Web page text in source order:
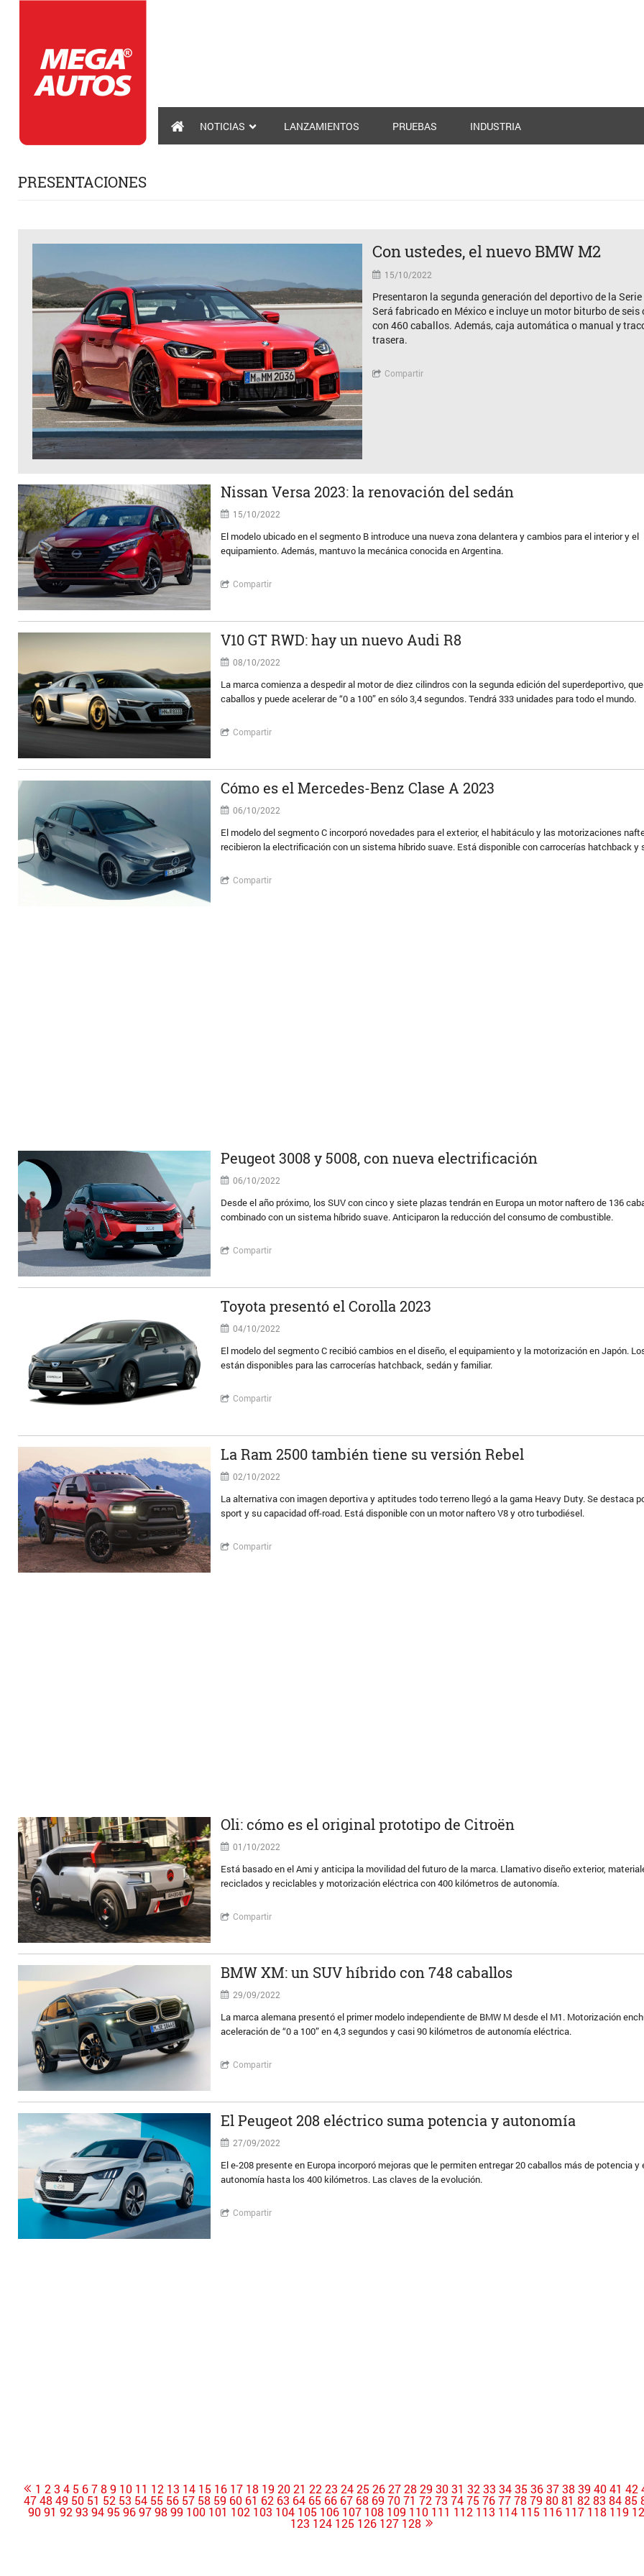
NOTICIAS LANZAMIENTOS PRUEBAS INDUSTRIA
PRESENTACIONES
Con ustedes, el nuevo BMW M2
15/10/2022
Presentaron la segunda generación del deportivo de la Serie
Será fabricado en México e incluye un motor biturbo de
con 460 caballos. Además, caja automática o manual y
trasera.
Compartir
Nissan Versa 2023: la renovación del sedán
15/10/2022
El modelo ubicado en el segmento B introduce una nueva zona delantera y cambios para el interior y el
equipamiento. Además, mantuvo la mecánica conocida en Argentina.
Compartir
V10 GT RWD: hay un nuevo Audi R8
08/10/2022
La marca comienza a despedir al motor de diez cilindros con la segunda edición del superdeportivo,
caballos y puede acelerar de “0 a 100” en sólo 3,4 segundos. Tendrá 333 unidades para todo el mundo.
Compartir
Cómo es el Mercedes-Benz Clase A 2023
06/10/2022
El modelo del segmento C incorporó novedades para el exterior, el habitáculo y las motorizaciones
recibieron la electrificación con un sistema híbrido suave. Está disponible con carrocerías hatchback y
Compartir
Peugeot 3008 y 5008, con nueva electrificación
06/10/2022
Desde el año próximo, los SUV con cinco y siete plazas tendrán en Europa un motor naftero de 136
combinado con un sistema híbrido suave. Anticiparon la reducción del consumo de combustible.
Compartir
Toyota presentó el Corolla 2023
04/10/2022
El modelo del segmento C recibió cambios en el diseño, el equipamiento y la motorización en Japón.
están disponibles para las carrocerías hatchback, sedán y familiar.
Compartir
La Ram 2500 también tiene su versión Rebel
02/10/2022
La alternativa con imagen deportiva y aptitudes todo terreno llegó a la gama Heavy Duty. Se destaca
sport y su capacidad off-road. Está disponible con un motor naftero V8 y otro turbodiésel.
Compartir
Oli: cómo es el original prototipo de Citroën
01/10/2022
Está basado en el Ami y anticipa la movilidad del futuro de la marca. Llamativo diseño exterior,
reciclados y reciclables y motorización eléctrica con 400 kilómetros de autonomía.
Compartir
BMW XM: un SUV híbrido con 748 caballos
29/09/2022
La marca alemana presentó el primer modelo independiente de BMW M desde el M1. Motorización
aceleración de “0 a 100” en 4,3 segundos y casi 90 kilómetros de autonomía eléctrica.
Compartir
El Peugeot 208 eléctrico suma potencia y autonomía
27/09/2022
El e-208 presente en Europa incorporó mejoras que le permiten entregar 20 caballos más de potencia y
autonomía hasta los 400 kilómetros. Las claves de la evolución.
Compartir
1 2 3 4 5 6 7 8 9 10 11 12 13 14 15 16 17 18 19 20 21 22 23 24 25 26 27 28 29 30 31 32 33 34 35 36 37 38 39 40 41 42
47 48 49 50 51 52 53 54 55 56 57 58 59 60 61 62 63 64 65 66 67 68 69 70 71 72 73 74 75 76 77 78 79 80 81 82 83 84 85
90 91 92 93 94 95 96 97 98 99 100 101 102 103 104 105 106 107 108 109 110 111 112 113 114 115 116 117 118 119
123 124 125 126 127 128